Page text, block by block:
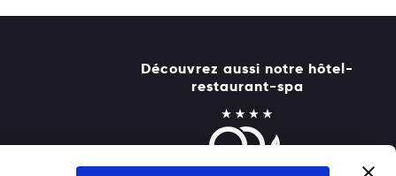
Découvrez aussi notre hôtel-
restaurant-spa